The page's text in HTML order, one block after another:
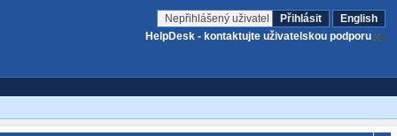
Nepřihlášený uživatel Přihlásit
English
HelpDesk - kontaktujte uživatelskou podporu